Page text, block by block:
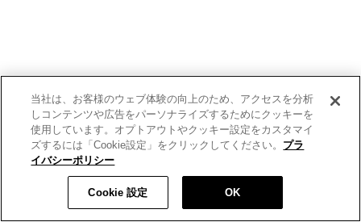
当社は、お客様のウェブ体験の向上のため、アクセスを分析
しコンテンツや広告をパーソナライズするためにクッキーを
使用しています。オプトアウトやクッキー設定をカスタマイ
ズするには「Cookie設定」をクリックしてください。 プラ
イバシーポリシー
Cookie 設定 OK